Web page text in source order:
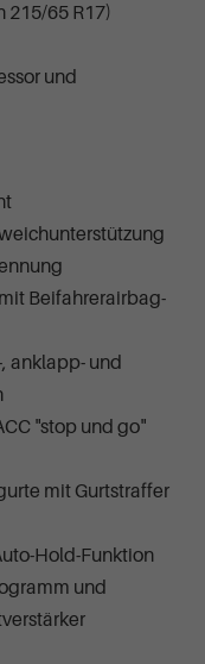
215/65 R17)
und
Beifahrerairbag-
anklapp- und
"stop und go"
mit Gurtstraffer
Hold-Funktion
und